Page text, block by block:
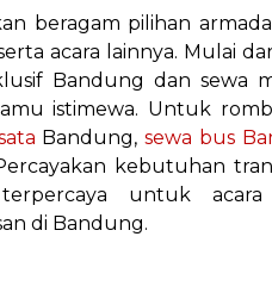
beragam pilihan
acara lainnya. Mulai
Bandung dan sewa
istimewa. Untuk
Bandung,sewa bus
kebutuhan
untuk
di Bandung.